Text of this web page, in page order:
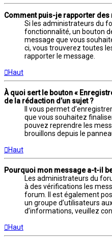
Comment puis-je rapporter
Si les administrateurs du
fonctionnalité, un bouton
message que vous
ci, vous trouverez toutes
rapporter le message.
Haut
À quoi sert le bouton «
de la rédaction d’un sujet ?
Il vous permet
que vous souhaitez
pouvez reprendre les
brouillons depuis le
Haut
Pourquoi mon message a-t-il
Les administrateurs du
à des vérifications les
forum. Il est également
un groupe d’utilisateurs
d’informations, veuillez
Haut